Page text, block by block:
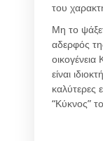
του
Μη το
αδερφός
είναι
καλύτερες
“Κύκνος”